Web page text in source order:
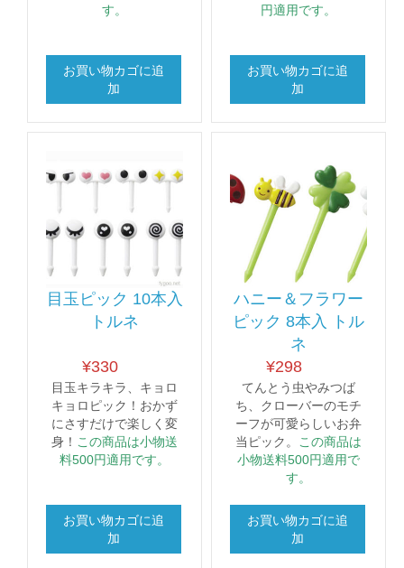
す。
お買い物カゴに追
加
円適用です。
お買い物カゴに追
加
目玉ピック 10本入
トルネ
¥330
目玉キラキラ、キョロ
キョロピック！おかず
にさすだけで楽しく変
身！ この商品は小物送
料500円適用です。
お買い物カゴに追
加
ハニー＆フラワー
ピック 8本入 トル
ネ
¥298
てんとう虫やみつば
ち、クローバーのモチ
ーフが可愛らしいお弁
当ピック。
この商品は
小物送料500円適用で
す。
お買い物カゴに追
加